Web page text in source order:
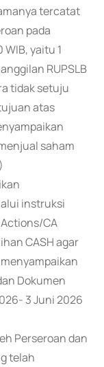
tercatat
pada
yaitu 1
RUPSLB
tidak setuju
atas
saham
instruksi
CA
CASH agar
Dokumen
3 Juni 2026
Perseroan dan
telah